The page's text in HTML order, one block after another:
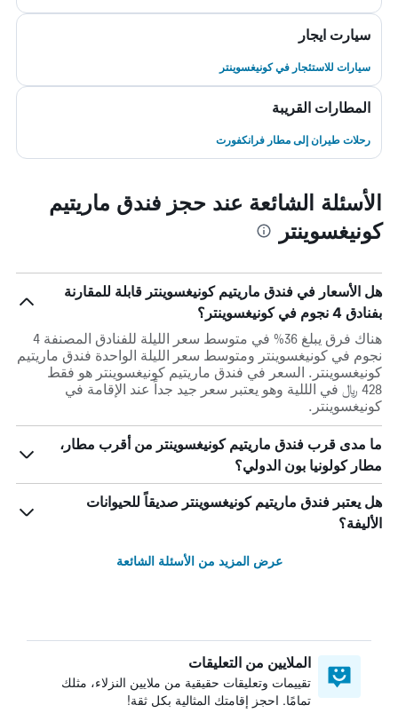
سيارت ايجار
سيارات للاستئجار في كونيغسوينتر
المطارات القريبة
رحلات طيران إلى مطار فرانكفورت
الأسئلة الشائعة عند حجز فندق ماريتيم
كونيغسوينتر
هل الأسعار في فندق ماريتيم كونيغسوينتر قابلة للمقارنة
بفنادق 4 نجوم في كونيغسوينتر؟
هناك فرق يبلغ 36% في متوسط ​​سعر الليلة للفنادق المصنفة 4
نجوم في كونيغسوينتر ومتوسط ​​سعر الليلة الواحدة فندق ماريتيم
كونيغسوينتر. السعر في فندق ماريتيم كونيغسوينتر هو فقط
428 ﷼ في الللية وهو يعتبر سعر جيد جداً عند الإقامة في
كونيغسوينتر.
ما مدى قرب فندق ماريتيم كونيغسوينتر من أقرب مطار،
مطار كولونيا بون الدولي؟
هل يعتبر فندق ماريتيم كونيغسوينتر صديقاً للحيوانات
الأليفة؟
عرض المزيد من الأسئلة الشائعة
الملايين من التعليقات
تقييمات وتعليقات حقيقية من ملايين النزلاء، مثلك
تمامًا. احجز إقامتك المثالية بكل ثقة!